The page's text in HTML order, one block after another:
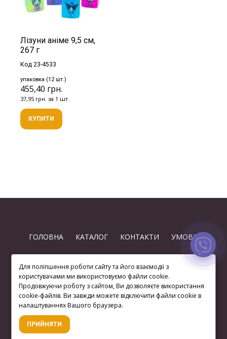
Лізуни аніме 9,5 см,
267 г
Код 23-4533
упаковка (12 шт.)
455,40 грн.
37,95 грн. за 1 шт.
КУПИТИ
ГОЛОВНА КАТАЛОГ КОНТАКТИ УМОВИ
(063) 872 74-97
Для поліпшення роботи сайту та його взаємодії з
користувачами ми використовуємо файли cookie.
Продовжуючи роботу з сайтом, Ви дозволяєте використання
cookie-файлів. Ви завжди можете відключити файли cookie в
налаштуваннях Вашого браузера.
ПРИЙНЯТИ